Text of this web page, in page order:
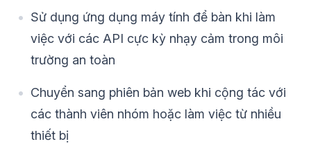
Sử dụng ứng dụng máy tính để bàn khi làm
việc với các API cực kỳ nhạy cảm trong môi
trường an toàn
Chuyển sang phiên bản web khi cộng tác với
các thành viên nhóm hoặc làm việc từ nhiều
thiết bị